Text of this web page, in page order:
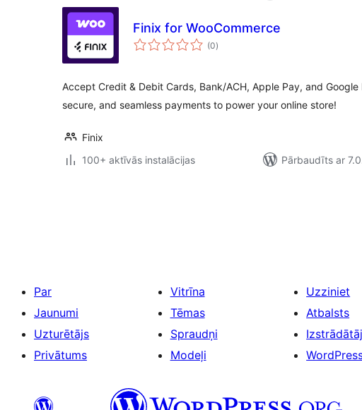
Finix for WooCommerce
(0vērtējumu
kopsumma
)
Accept Credit & Debit Cards, Bank/ACH, Apple Pay, and Google
secure, and seamless payments to power your online store!
Finix
100+ aktīvās instalācijas
Pārbaudīts ar
Par
Jaunumi
Uzturētājs
Privātums
Vitrīna
Tēmas
Spraudņi
Modeļi
Uzziniet
Atbalsts